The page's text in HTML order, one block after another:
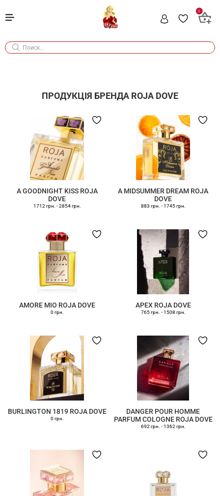
0
ПРОДУКЦІЯ БРЕНДА ROJA DOVE
A GOODNIGHT KISS ROJA
DOVE
1712 грн. -2854 грн.
A MIDSUMMER DREAM ROJA
DOVE
883 грн. -1745 грн.
AMORE MIO ROJA DOVE
0 грн.
APEX ROJA DOVE
765 грн. -1508 грн.
BURLINGTON 1819 ROJA DOVE
0 грн.
DANGER POUR HOMME
PARFUM COLOGNE ROJA DOVE
692 грн. -1362 грн.